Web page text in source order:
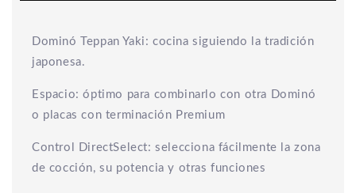
Dominó Teppan Yaki: cocina siguiendo la tradición
japonesa.
Espacio: óptimo para combinarlo con otra Dominó
o placas con terminación Premium
Control DirectSelect: selecciona fácilmente la zona
de cocción, su potencia y otras funciones